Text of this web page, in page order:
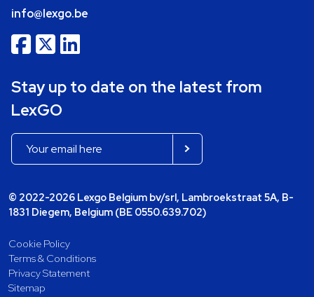
info@lexgo.be
Stay up to date on the latest from
LexGO
© 2022-2026 Lexgo Belgium bv/srl, Lambroekstraat 5A, B-
1831 Diegem, Belgium (BE 0550.639.702)
Cookie Policy
Terms & Conditions
Privacy Statement
Sitemap